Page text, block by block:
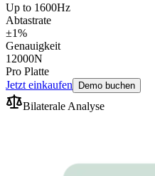
Up to 1600Hz
Abtastrate
±1%
Genauigkeit
12000N
Pro Platte
Jetzt einkaufen
Demo buchen
Bilaterale Analyse